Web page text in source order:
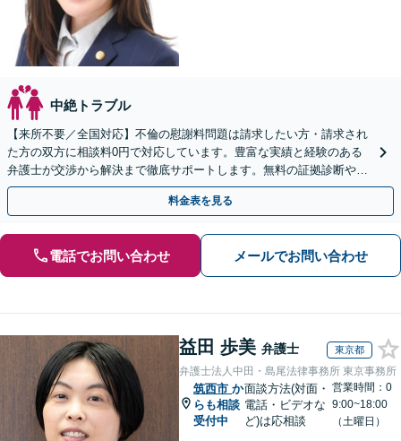
中絶トラブル
【来所不要／全国対応】不倫の慰謝料問題は請求したい方・請求され
た方の双方に相談料0円で対応しています。豊富な実績と経験のある
弁護士が交渉から解決まで徹底サポートします。無料の証拠診断や着
手金の返還保証もありますので安心してご相談ください。
料金表を見る
電話でお問い合わせ メールでお問い合わせ
益田 歩美 弁護士 東京都
弁護士法人中田・島尾法律事務所 東京事務所
筑西市 か
らも相談
受付中
面談方法(対面・
電話・ビデオな
ど)は応相談
営業時間：0
9:00~18:00
（土曜日）